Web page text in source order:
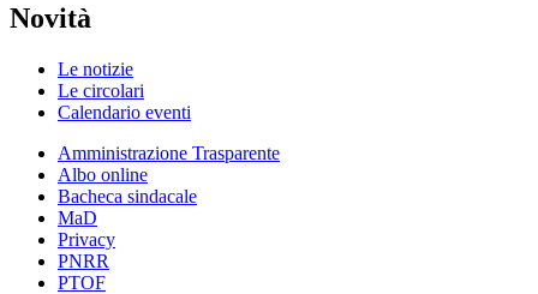
Novità
Le notizie
Le circolari
Calendario eventi
Amministrazione Trasparente
Albo online
Bacheca sindacale
MaD
Privacy
PNRR
PTOF